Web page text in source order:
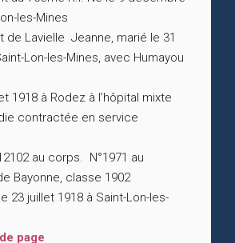
les-Mines
de Lavielle Jeanne, marié le 31
Lon-les-Mines, avec Humayou
1918 à Rodez à l’hôpital mixte
contractée en service
au corps. N°1971 au
Bayonne, classe 1902
23 juillet 1918 à Saint-Lon-les-
page